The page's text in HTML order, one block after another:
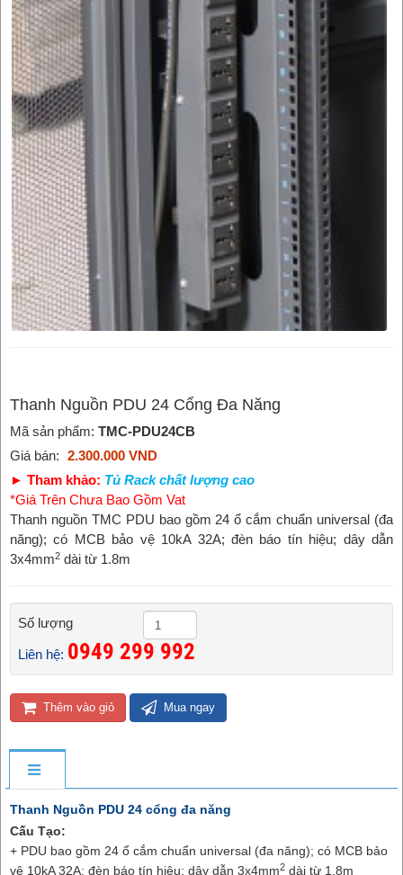
Thanh Nguồn PDU 24 Cổng Đa Năng
Mã sản phẩm: TMC-PDU24CB
Giá bán: 2.300.000 VND
► Tham khảo: Tủ Rack chất lượng cao
*Giá Trên Chưa Bao Gồm Vat
Thanh nguồn TMC PDU bao gồm 24 ổ cắm chuẩn universal (đa
năng); có MCB bảo vệ 10kA 32A; đèn báo tín hiệu; dây dẫn
3x4mm2 dài từ 1.8m
Số lượng
Liên hệ: 0949 299 992 ​
Thêm vào giỏ Mua ngay
Thanh Nguồn PDU 24 cổng đa năng
Cấu Tạo:
+ PDU bao gồm 24 ổ cắm chuẩn universal (đa năng); có MCB bảo
vệ 10kA 32A; đèn báo tín hiệu; dây dẫn 3x4mm2 dài từ 1.8m